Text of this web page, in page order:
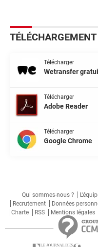
TÉLÉCHARGEMENT
Télécharger
Wetransfer
Télécharger
Adobe Reader
Télécharger
Google Chrome
Qui sommes-nous ?
Recrutement
Données
Charte
RSS Mentions légales